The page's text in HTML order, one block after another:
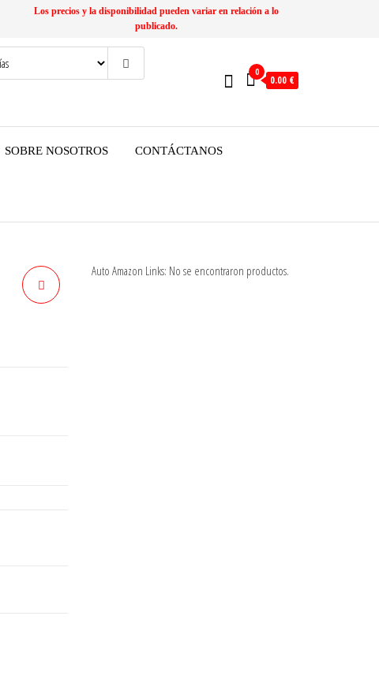
Los precios y la disponibilidad pueden variar en relación a lo
publicado.
0
0.00 €
SOBRE NOSOTROS CONTÁCTANOS
Auto Amazon Links: No se encontraron productos.